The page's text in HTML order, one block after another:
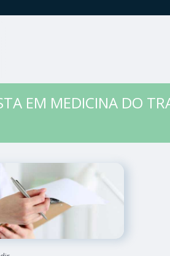
EM MEDICINA DO